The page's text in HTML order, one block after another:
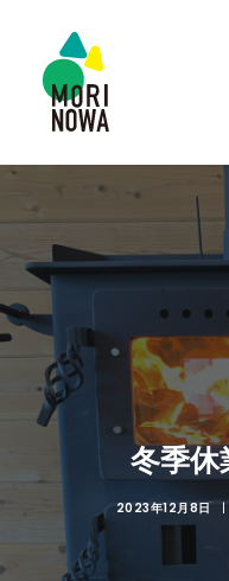
冬季
2023年12月8日 |